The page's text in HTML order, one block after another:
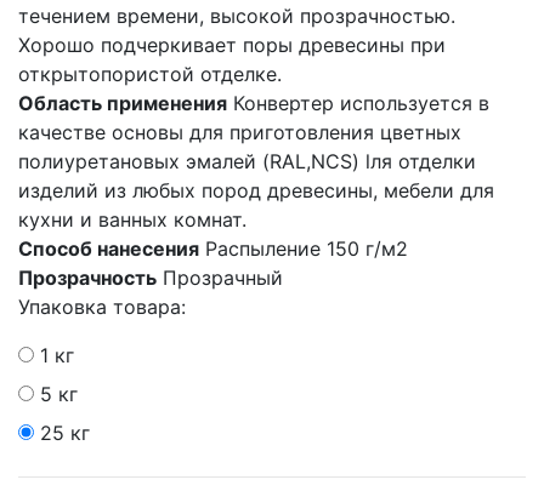
течением времени, высокой прозрачностью.
Хорошо подчеркивает поры древесины при
открытопористой отделке.
Область применения Конвертер используется в
качестве основы для приготовления цветных
полиуретановых эмалей (RAL,NCS) lля отделки
изделий из любых пород древесины, мебели для
кухни и ванных комнат.
Способ нанесения Распыление 150 г/м2
Прозрачность Прозрачный
Упаковка товара:
1 кг
5 кг
25 кг